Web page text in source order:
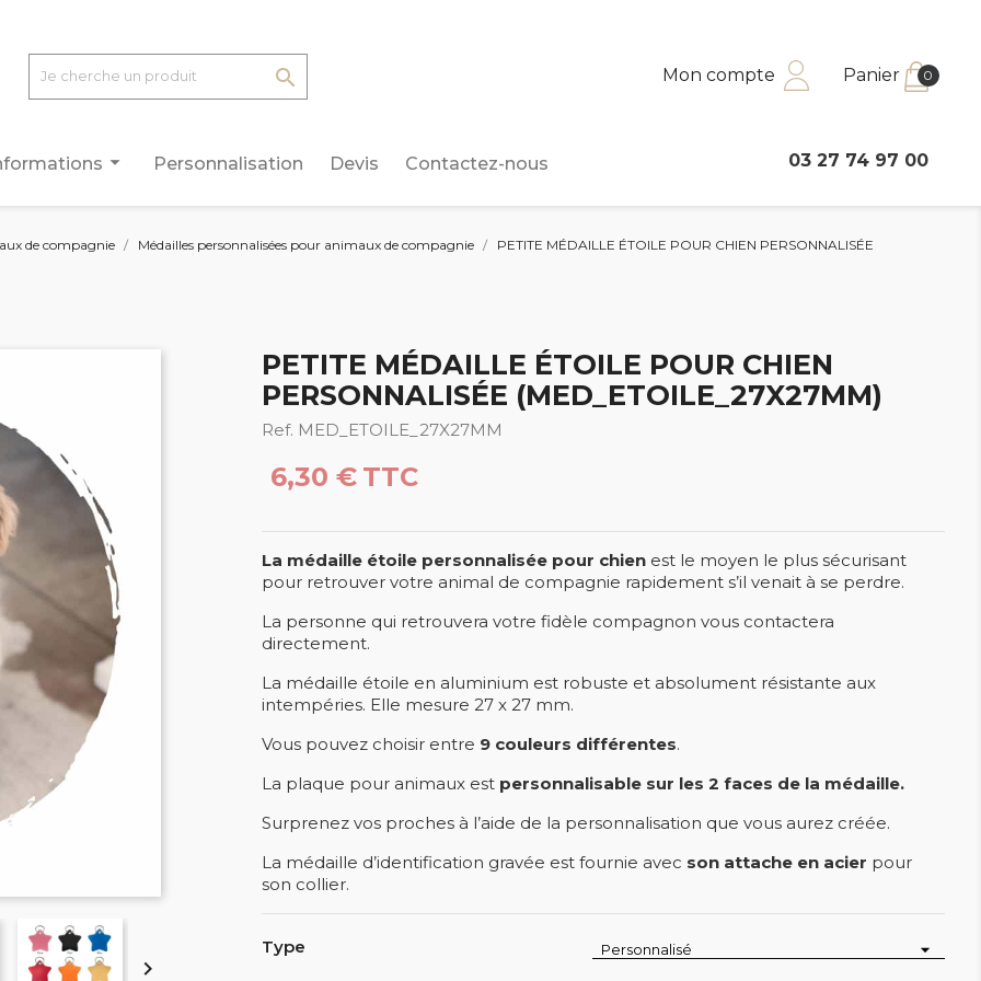
 Mon compte Panier 0
arrow_drop_down Personnalisation Devis Contactez-nous 03 27 74 97 00
de compagnie Médailles personnalisées pour animaux de compagnie PETITE MÉDAILLE ÉTOILE POUR CHIEN PERSONNALISÉE

PETITE MÉDAILLE ÉTOILE POUR CHIEN
PERSONNALISÉE (MED_ETOILE_27X27MM)
Ref. MED_ETOILE_27X27MM
6,30 € TTC
La médaille étoile personnalisée pour chien est le moyen le plus sécurisant
pour retrouver votre animal de compagnie rapidement s’il venait à se perdre.
La personne qui retrouvera votre fidèle compagnon vous contactera
directement.
La médaille étoile en aluminium est robuste et absolument résistante aux
intempéries. Elle mesure 27 x 27 mm.
Vous pouvez choisir entre 9 couleurs différentes.
La plaque pour animaux est personnalisable sur les 2 faces de la médaille.
Surprenez vos proches à l’aide de la personnalisation que vous aurez créée.
La médaille d’identification gravée est fournie avec son attache en acier pour
son collier.
Type